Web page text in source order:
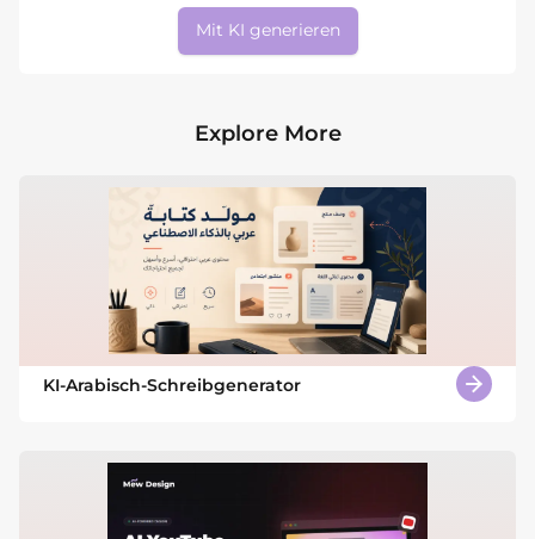
Mit KI generieren
Explore More
KI-Arabisch-Schreibgenerator